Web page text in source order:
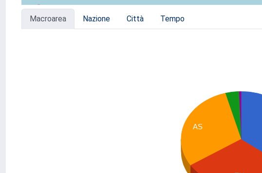
Macroarea Nazione Città Tempo
AS